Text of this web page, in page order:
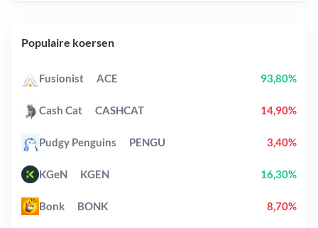
Populaire koersen
Fusionist ACE 93,80%
Cash Cat CASHCAT 14,90%
Pudgy Penguins PENGU 3,40%
KGeN KGEN 16,30%
Bonk BONK 8,70%